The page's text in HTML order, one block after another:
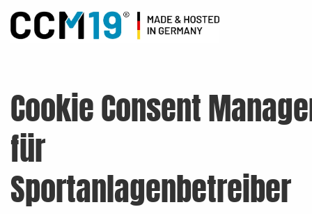
Cookie Consent
für
Sportanlagenbetreiber